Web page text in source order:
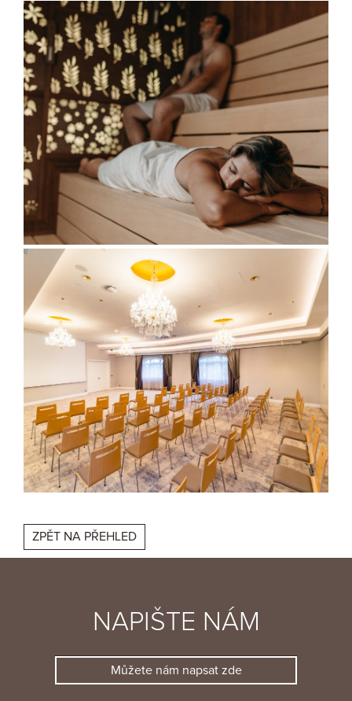
ZPĚT NA PŘEHLED
NAPIŠTE NÁM
Můžete nám napsat zde